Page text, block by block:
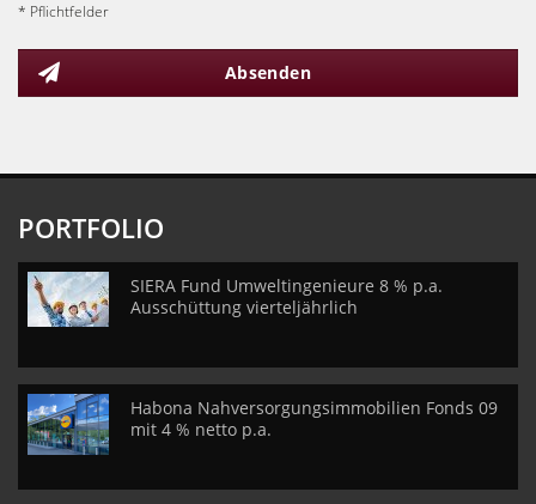
* Pflichtfelder
Absenden
PORTFOLIO
SIERA Fund Umweltingenieure 8 % p.a.
Ausschüttung vierteljährlich
Habona Nahversorgungsimmobilien Fonds 09
mit 4 % netto p.a.